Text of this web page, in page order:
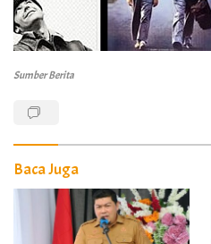
Sumber Berita
Baca Juga